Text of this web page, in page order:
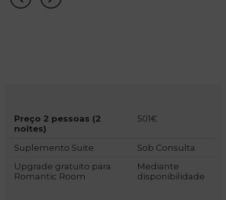
PT
Preço 2 pessoas (2
noites)
501€
Suplemento Suite
Sob Consulta
Upgrade gratuito para
Romantic Room
Mediante
disponibilidade